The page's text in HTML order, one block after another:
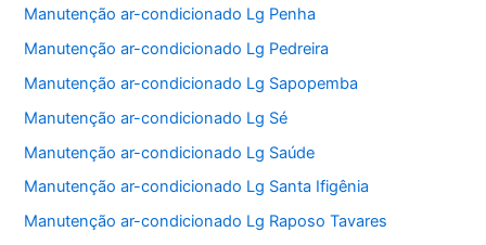
Manutenção ar-condicionado Lg Penha
Manutenção ar-condicionado Lg Pedreira
Manutenção ar-condicionado Lg Sapopemba
Manutenção ar-condicionado Lg Sé
Manutenção ar-condicionado Lg Saúde
Manutenção ar-condicionado Lg Santa Ifigênia
Manutenção ar-condicionado Lg Raposo Tavares